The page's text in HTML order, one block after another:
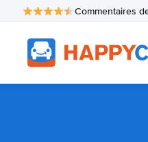
Commentaires